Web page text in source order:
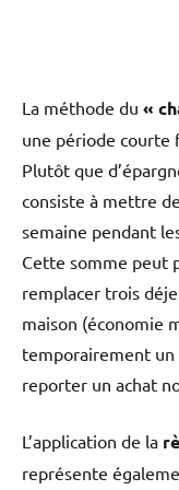
La méthode du «
une période courte
Plutôt que
consiste à mettre
semaine pendant
Cette somme peut
remplacer trois
maison (économie
temporairement
reporter un achat
L’application de la
représente